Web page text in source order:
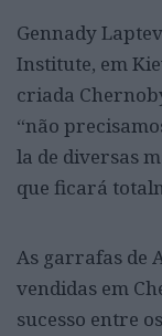
Gennady
Institute, em
criada
“não
la de diversas
que ficará
As garrafas de
vendidas em
sucesso entre